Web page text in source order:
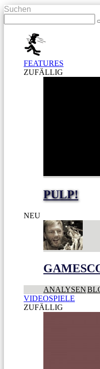
Suchen
FEATURES
ZUFÄLLIG
PULP!
NEU
ANALYSEN
VIDEOSPIELE
ZUFÄLLIG